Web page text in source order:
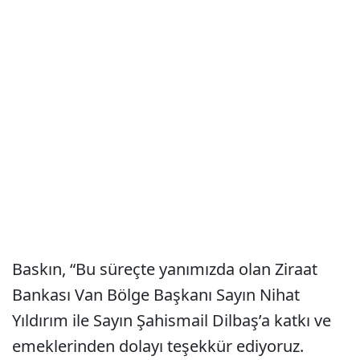
Baskın, “Bu süreçte yanımızda olan Ziraat
Bankası Van Bölge Başkanı Sayın Nihat
Yıldırım ile Sayın Şahismail Dilbaş’a katkı ve
emeklerinden dolayı teşekkür ediyoruz.